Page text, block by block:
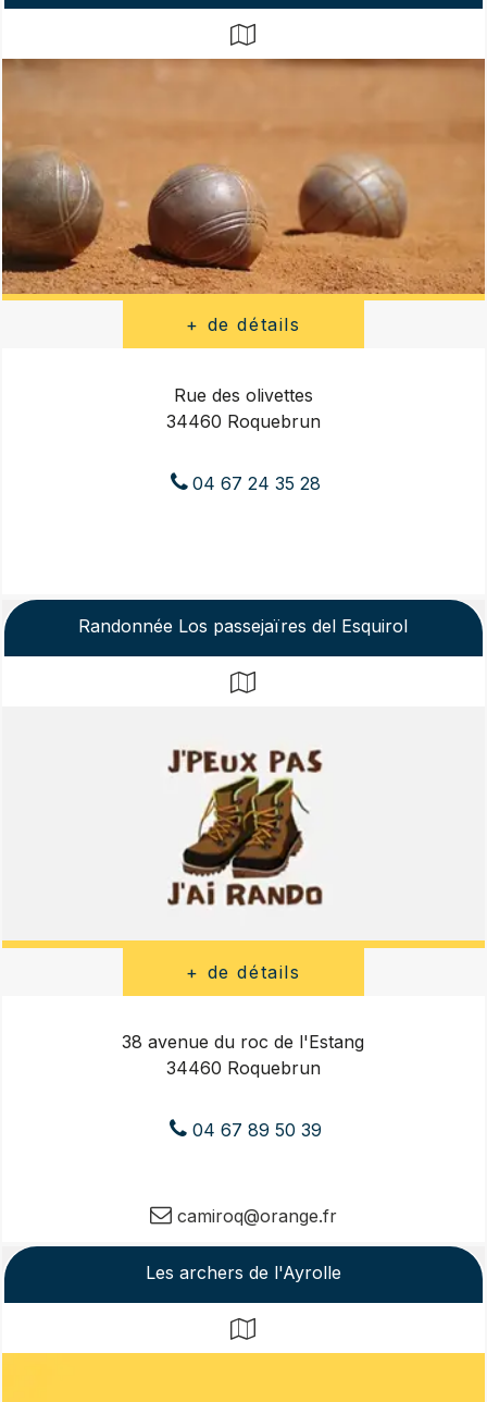
Rue des olivettes
34460 Roquebrun
04 67 24 35 28
Randonnée Los passejaïres del Esquirol
38 avenue du roc de l'Estang
34460 Roquebrun
04 67 89 50 39
camiroq@orange.fr
Les archers de l'Ayrolle